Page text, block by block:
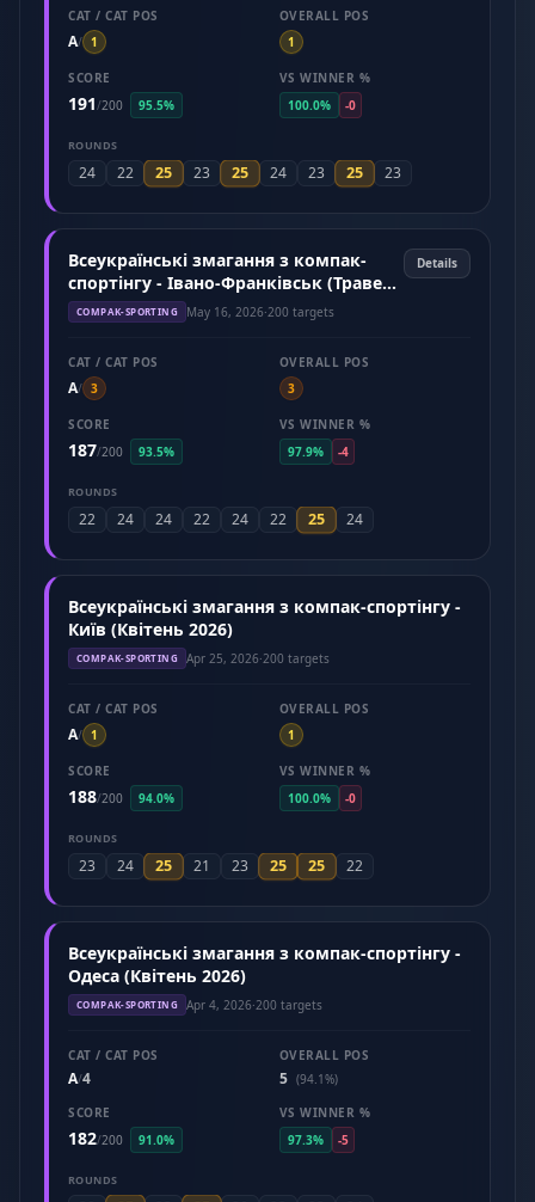
CAT / CAT POS
A/ 1
OVERALL POS
1
SCORE
191/200 95.5%
VS WINNER %
100.0%
-0
ROUNDS
24 22 25 23 25 24 23 25 23
Всеукраїнські змагання з компак-
спортінгу - Івано-Франківськ (Травень
2026)
COMPAK-SPORTING May 16, 2026·200 targets
Details
CAT / CAT POS
A/ 3
OVERALL POS
3
SCORE
187/200 93.5%
VS WINNER %
97.9%
-4
ROUNDS
22 24 24 22 24 22 25 24
Всеукраїнські змагання з компак-спортінгу -
Київ (Квітень 2026)
COMPAK-SPORTING Apr 25, 2026·200 targets
CAT / CAT POS
A/ 1
OVERALL POS
1
SCORE
188/200 94.0%
VS WINNER %
100.0%
-0
ROUNDS
23 24 25 21 23 25 25 22
Всеукраїнські змагання з компак-спортінгу -
Одеса (Квітень 2026)
COMPAK-SPORTING Apr 4, 2026·200 targets
CAT / CAT POS
A/4
OVERALL POS
5 (94.1%)
SCORE
182/200 91.0%
VS WINNER %
97.3%
-5
ROUNDS